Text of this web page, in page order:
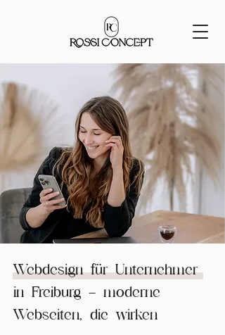
Webdesign für Unternehmer
in Freiburg – moderne
Webseiten, die wirken